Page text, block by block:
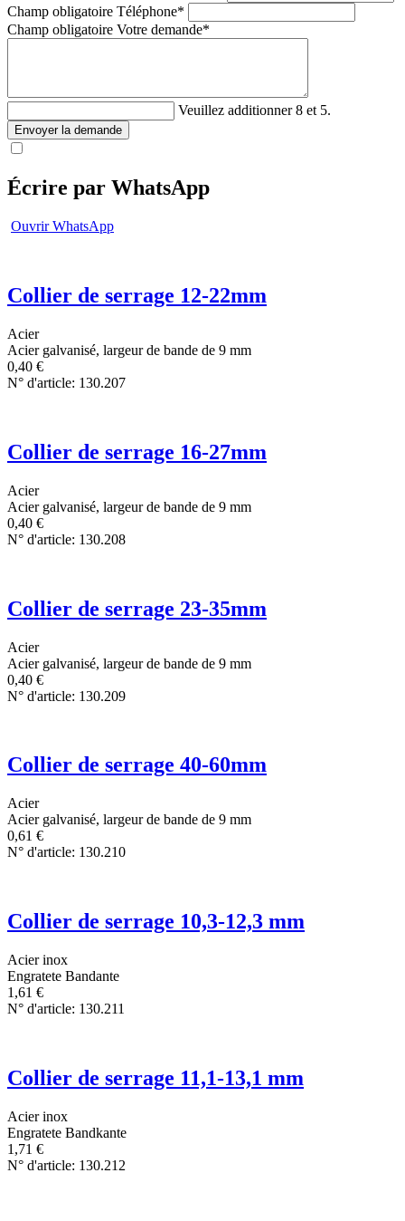
Champ obligatoire Téléphone*
Champ obligatoire Votre demande*
Veuillez additionner 8 et 5.
Envoyer la demande
Écrire par WhatsApp
Ouvrir WhatsApp
Collier de serrage 12-22mm
Acier
Acier galvanisé, largeur de bande de 9 mm
0,40 €
N° d'article: 130.207
Collier de serrage 16-27mm
Acier
Acier galvanisé, largeur de bande de 9 mm
0,40 €
N° d'article: 130.208
Collier de serrage 23-35mm
Acier
Acier galvanisé, largeur de bande de 9 mm
0,40 €
N° d'article: 130.209
Collier de serrage 40-60mm
Acier
Acier galvanisé, largeur de bande de 9 mm
0,61 €
N° d'article: 130.210
Collier de serrage 10,3-12,3 mm
Acier inox
Engratete Bandante
1,61 €
N° d'article: 130.211
Collier de serrage 11,1-13,1 mm
Acier inox
Engratete Bandkante
1,71 €
N° d'article: 130.212